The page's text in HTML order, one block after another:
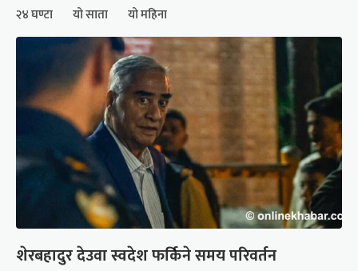
२४ घण्टा यो साता यो महिना
शेरबहादुर देउवा स्वदेश फर्किने समय परिवर्तन